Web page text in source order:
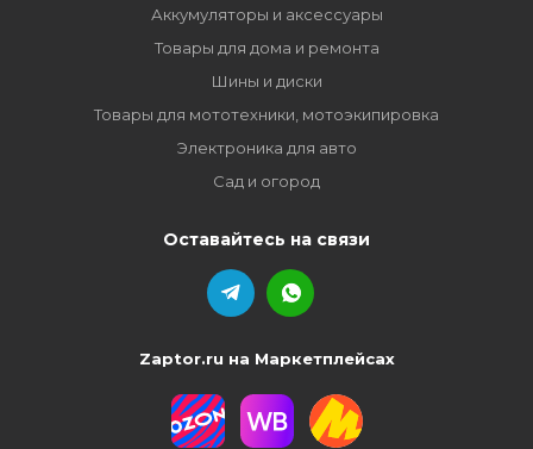
Аккумуляторы и аксессуары
Товары для дома и ремонта
Шины и диски
Товары для мототехники, мотоэкипировка
Электроника для авто
Сад и огород
Оставайтесь на связи
Zaptor.ru на Маркетплейсах